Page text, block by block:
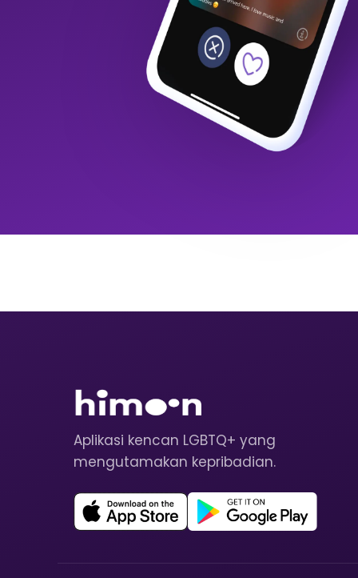
Aplikasi kencan LGBTQ+ yang
mengutamakan kepribadian.